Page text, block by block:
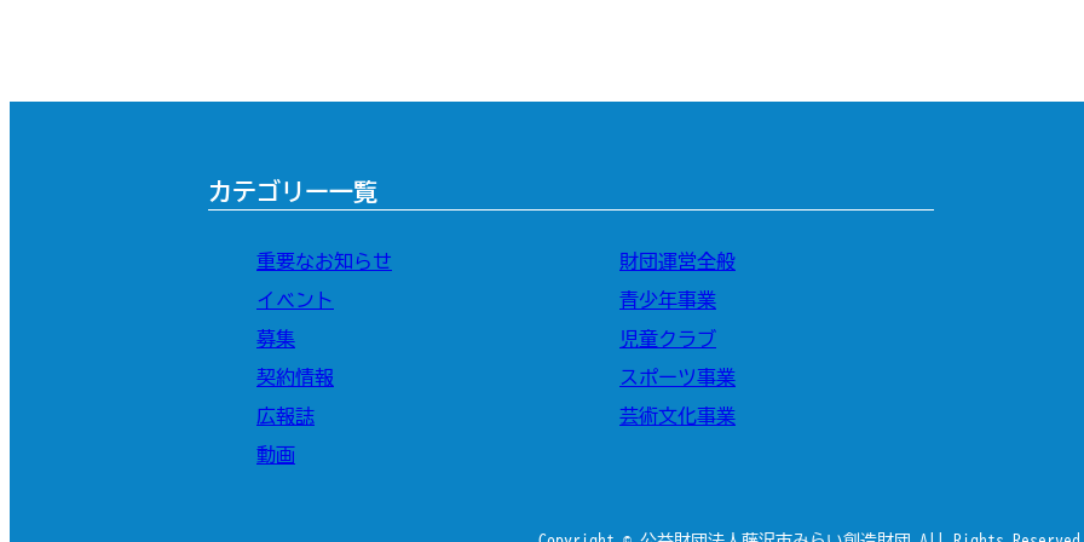
カテゴリー一覧
重要なお知らせ
イベント
募集
契約情報
広報誌
動画
財団運営全般
青少年事業
児童クラブ
スポーツ事業
芸術文化事業